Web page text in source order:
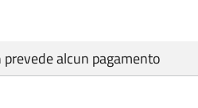
alcun pagamento